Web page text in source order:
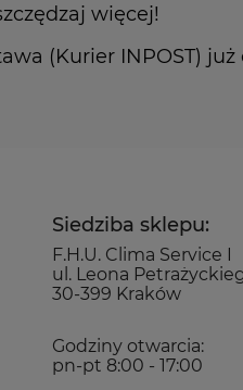
więcej!
(Kurier INPOST) już
Siedziba sklepu:
F.H.U. Clima Service I
ul. Leona
30-399 Kraków
Godziny otwarcia:
pn-pt 8:00 - 17:00